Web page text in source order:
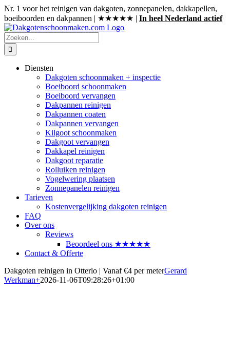
Ga
naar
inhoud
Nr. 1 voor het reinigen van dakgoten, zonnepanelen, dakkapellen,
boeiboorden en dakpannen | ★★★★★ | In heel Nederland actief
Zoeken
naar:
Diensten
Dakgoten schoonmaken + inspectie
Boeiboord schoonmaken
Boeiboord vervangen
Dakpannen reinigen
Dakpannen coaten
Dakpannen vervangen
Kilgoot schoonmaken
Dakgoot vervangen
Dakkapel reinigen
Dakgoot reparatie
Rolluiken reinigen
Vogelwering plaatsen
Zonnepanelen reinigen
Tarieven
Kostenvergelijking dakgoten reinigen
FAQ
Over ons
Reviews
Beoordeel ons ★★★★★
Contact & Offerte
Dakgoten reinigen in Otterlo | Vanaf €4 per meterGerard
Werkman+2026-11-06T09:28:26+01:00